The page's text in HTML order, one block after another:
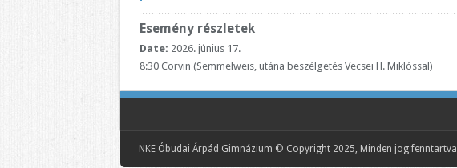
Esemény részletek
Date: 2026. június 17.
8:30 Corvin (Semmelweis, utána beszélgetés Vecsei H. Miklóssal)
NKE Óbudai Árpád Gimnázium © Copyright 2025, Minden jog fenntartva